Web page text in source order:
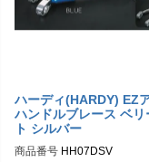
ハーディ(HARDY) EZ
ハンドルブレース ベリ
ト シルバー
商品番号 HH07DSV